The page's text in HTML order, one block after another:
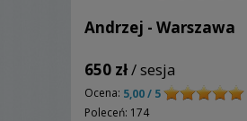
Andrzej - Warszawa
650 zł/ sesja
Ocena: 5,00 / 5
Poleceń: 174